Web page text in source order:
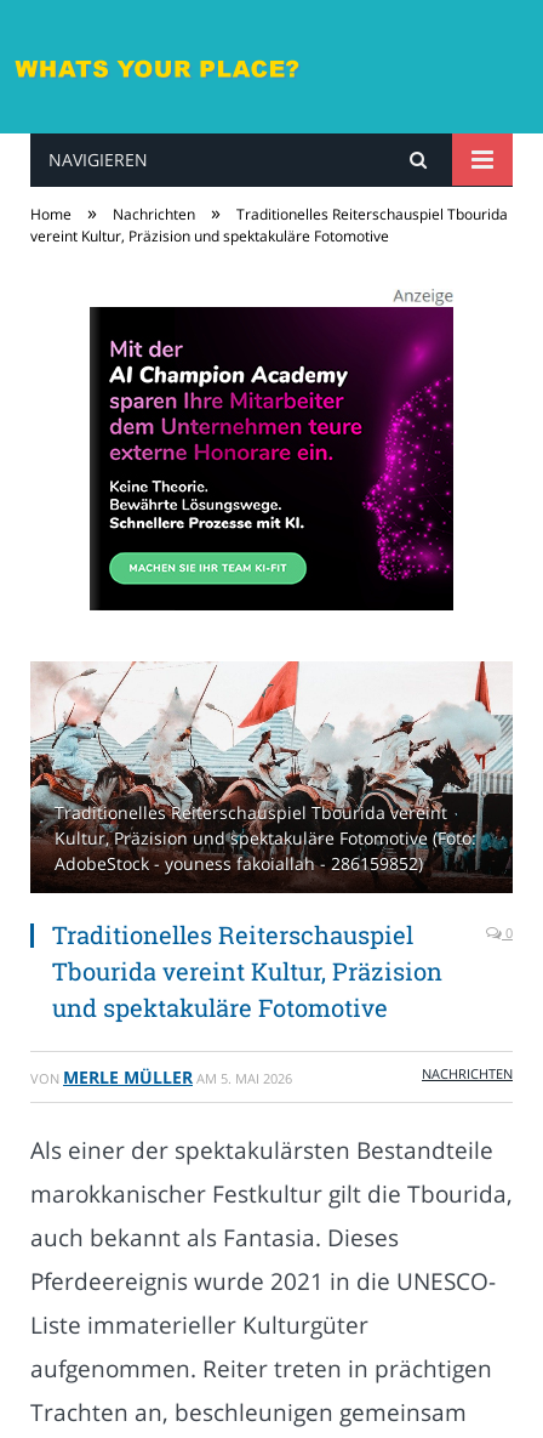
whatsyourplace.de
NAVIGIEREN
Home » Nachrichten »
Traditionelles Reiterschauspiel Tbourida
vereint Kultur, Präzision und spektakuläre Fotomotive
Traditionelles Reiterschauspiel Tbourida vereint
Kultur, Präzision und spektakuläre Fotomotive (Foto:
AdobeStock - youness fakoiallah - 286159852)
Traditionelles Reiterschauspiel
Tbourida vereint Kultur, Präzision
und spektakuläre Fotomotive
0
VON MERLE MÜLLER AM 5. MAI 2026 NACHRICHTEN
Als einer der spektakulärsten Bestandteile
marokkanischer Festkultur gilt die Tbourida,
auch bekannt als Fantasia. Dieses
Pferdeereignis wurde 2021 in die UNESCO-
Liste immaterieller Kulturgüter
aufgenommen. Reiter treten in prächtigen
Trachten an, beschleunigen gemeinsam